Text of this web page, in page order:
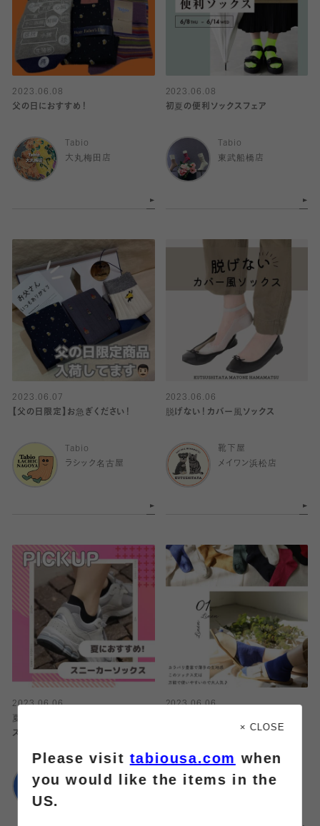
2023.06.08
父の日におすすめ！
Tabio
大丸梅田店
2023.06.08
初夏の便利ソックスフェア
Tabio
東武船橋店
2023.06.07
【父の日限定】お急ぎください！
Tabio
ラシック名古屋
2023.06.06
脱げない！カバー風ソックス
靴下屋
メイワン浜松店
2023.06.06
夏におすすめなスニーカーソック
ス！
ラゾーナ川崎
2023.06.06
Tabio
× CLOSE
Please visittabiousa.com when
you would like the items in the
US.